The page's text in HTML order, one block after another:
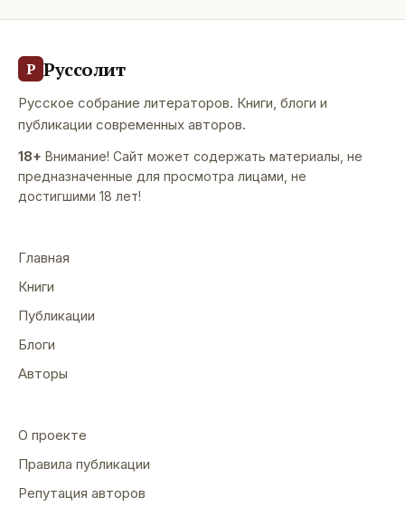
Р Руссолит
Русское собрание литераторов. Книги, блоги и
публикации современных авторов.
18+ Внимание! Сайт может содержать материалы, не
предназначенные для просмотра лицами, не
достигшими 18 лет!
Главная
Книги
Публикации
Блоги
Авторы
О проекте
Правила публикации
Репутация авторов